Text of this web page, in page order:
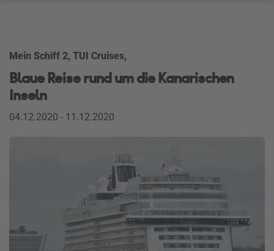
Mein Schiff 2, TUI Cruises,
Blaue Reise rund um die Kanarischen
Inseln
04.12.2020 - 11.12.2020